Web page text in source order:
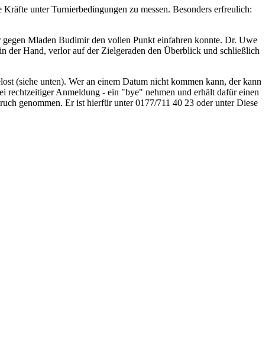
unter Turnierbedingungen zu messen. Besonders erfreulich:
gegen Mladen Budimir den vollen Punkt einfahren konnte. Dr. Uwe
der Hand, verlor auf der Zielgeraden den Überblick und schließlich
(siehe unten). Wer an einem Datum nicht kommen kann, der kann
rechtzeitiger Anmeldung - ein "bye" nehmen und erhält dafür einen
genommen. Er ist hierfür unter 0177/711 40 23 oder unterDiese